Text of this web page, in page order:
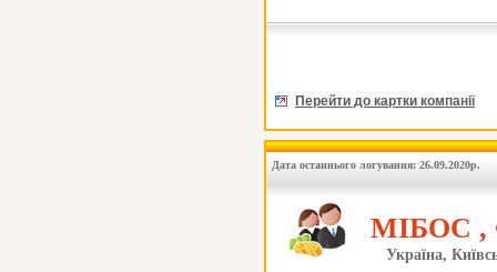
Перейти до картки компанії
Дата останнього логування: 26.09.2020р.
МІБОС
Україна,